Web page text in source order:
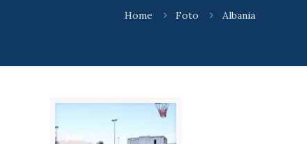
Home Foto Albania